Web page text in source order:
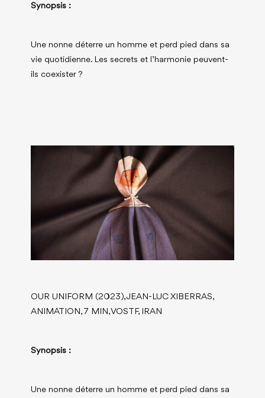
Synopsis :
Une nonne déterre un homme et perd pied dans sa
vie quotidienne. Les secrets et l’harmonie peuvent-
ils coexister ?
OUR UNIFORM (2023), JEAN-LUC XIBERRAS,
ANIMATION, 7 MIN, VOSTF, IRAN
Synopsis :
Une nonne déterre un homme et perd pied dans sa